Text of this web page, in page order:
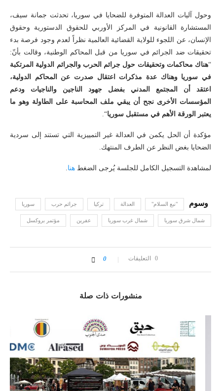
وحول آليات العدالة المتوفرة للضحايا في سوريا، تحدثت جمانة سيف،
المستشارة القانونية في المركز الأوربي للحقوق الدستورية وحقوق
الإنسان، عن اللجوء للولاية القضائية العالمية نظراً لعدم وجود فرصة بدء
تحقيقات ضد الجرائم في سوريا من قبل المحاكم الوطنية، وقالت بأنّ:
“هناك محاكمات وتحقيقات حول جرائم الحرب والجرائم الدولية المرتكبة
في سوريا وهناك عدة مذكرات اعتقال صدرت عن المحاكم الدولية،
اعتقد أن المجتمع المدني بفضل جهود الناجين والناجيات ودعم
المؤسسات الأخرى نجح أن يبقي ملف المحاسبة على الطاولة وهو ما
يعتبر الورقة الأهم في مستقبل سوريا“.
مؤكدة أن الحل يكمن في العدالة غير التمييزية التي تستند إلى سردية
الضحايا بغض النظر عن الطرف المنتهك.
لمشاهدة التسجيل الكامل للجلسة يُرجى الضغط هنا
"نبع السلام" العدالة تركيا جرائم حرب سوريا
شمال شرق سوريا شمال غرب سوريا عفرين مؤتمر بروكسل
0 التعليقات 0
منشورات ذات صلة